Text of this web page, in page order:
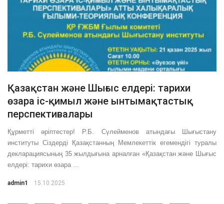
Қазақстан және Шығыс елдері: тарихи
өзара іс-қимыл және ынтымақтастық
перспективалары
Құрметті әріптестер! Р.Б. Сүлейменов атындағы Шығыстану
институты Сіздерді Қазақстанның Мемлекеттік егемендігі туралы
декларациясының 35 жылдығына арналған «Қазақстан және Шығыс
елдері: тарихи өзара ...
admin1 15.10.2025